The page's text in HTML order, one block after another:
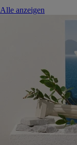
Alle anzeigen